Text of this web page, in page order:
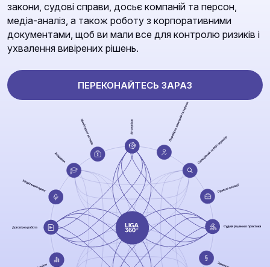
закони, судові справи, досьє компаній та персон,
медіа-аналіз, а також роботу з корпоративними
документами, щоб ви мали все для контролю ризиків і
ухвалення вивірених рішень.
ПЕРЕКОНАЙТЕСЬ ЗАРАЗ